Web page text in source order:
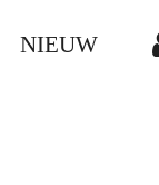
NIEUW